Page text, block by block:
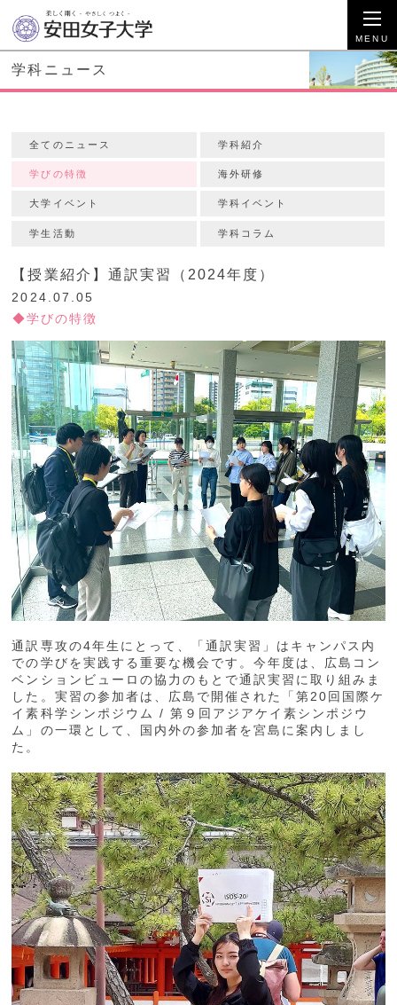
学科ニュース
全てのニュース 学科紹介
学びの特徴 海外研修
大学イベント 学科イベント
学生活動 学科コラム
【授業紹介】通訳実習（2024年度）
2024.07.05
学びの特徴
通訳専攻の4年生にとって、「通訳実習」はキャンパス内
での学びを実践する重要な機会です。今年度は、広島コン
ベンションビューロの協力のもとで通訳実習に取り組みま
した。実習の参加者は、広島で開催された「第20回国際ケ
イ素科学シンポジウム / 第９回アジアケイ素シンポジウ
ム」の一環として、国内外の参加者を宮島に案内しまし
た。